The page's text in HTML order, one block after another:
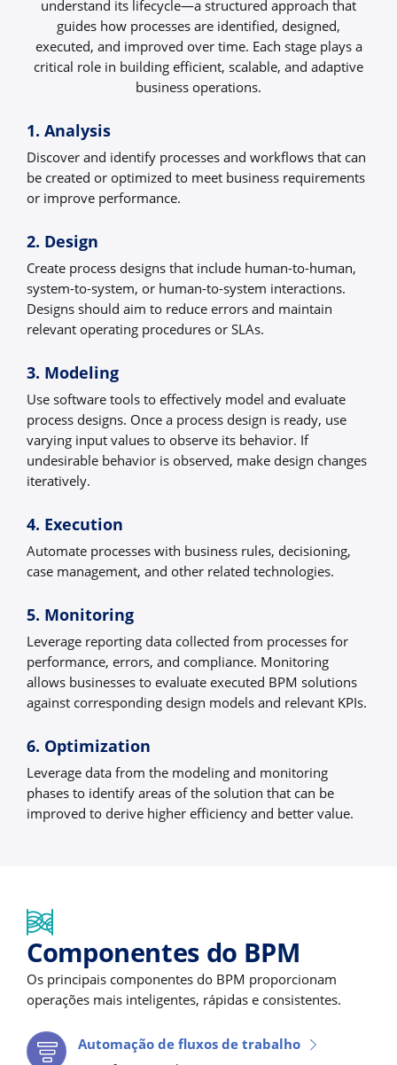
understand its lifecycle—a structured approach that
guides how processes are identified, designed,
executed, and improved over time. Each stage plays a
critical role in building efficient, scalable, and adaptive
business operations.
1. Analysis
Discover and identify processes and workflows that can
be created or optimized to meet business requirements
or improve performance.
2. Design
Create process designs that include human-to-human,
system-to-system, or human-to-system interactions.
Designs should aim to reduce errors and maintain
relevant operating procedures or SLAs.
3. Modeling
Use software tools to effectively model and evaluate
process designs. Once a process design is ready, use
varying input values to observe its behavior. If
undesirable behavior is observed, make design changes
iteratively.
4. Execution
Automate processes with business rules, decisioning,
case management, and other related technologies.
5. Monitoring
Leverage reporting data collected from processes for
performance, errors, and compliance. Monitoring
allows businesses to evaluate executed BPM solutions
against corresponding design models and relevant KPIs.
6. Optimization
Leverage data from the modeling and monitoring
phases to identify areas of the solution that can be
improved to derive higher efficiency and better value.
Componentes do BPM
Os principais componentes do BPM proporcionam
operações mais inteligentes, rápidas e consistentes.
Automação de fluxos de trabalho